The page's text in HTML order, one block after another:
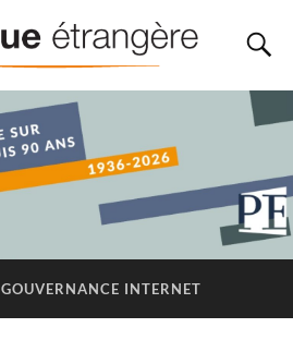
GOUVERNANCE INTERNET